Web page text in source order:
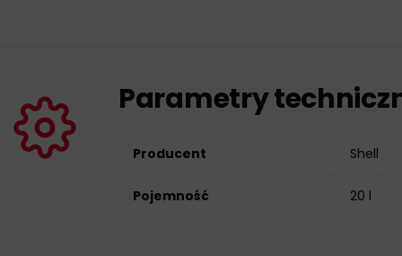
Parametry
Producent Shell
Pojemność 20 l